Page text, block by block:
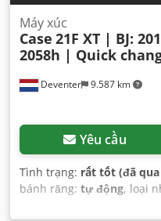
Deventer 9.587 km
Máy xúc
Case 21F XT | BJ:
2058h | Quick
Yêu cầu
Tình trạng: rất tốt (đã
bánh răng: tự động, loại
, Năm sản